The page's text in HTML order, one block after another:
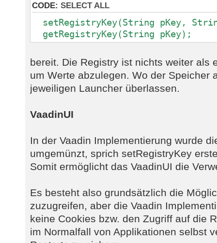
CODE: SELECT ALL
setRegistryKey(String pKey,
getRegistryKey(String pKey);
bereit. Die Registry ist nichts weiter als
um Werte abzulegen. Wo der Speicher
jeweiligen Launcher überlassen.
VaadinUI
In der Vaadin Implementierung wurde
umgemünzt, sprich setRegistryKey
Somit ermöglicht das VaadinUI die
Es besteht also grundsätzlich die
zuzugreifen, aber die Vaadin
keine Cookies bzw. den Zugriff auf die
im Normalfall von Applikationen selbst